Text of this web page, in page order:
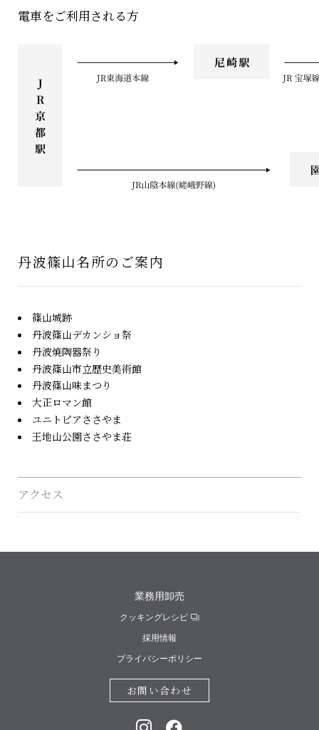
電車をご利用される方
丹波篠山名所のご案内
篠山城跡
丹波篠山デカンショ祭
丹波焼陶器祭り
丹波篠山市立歴史美術館
丹波篠山味まつり
大正ロマン館
ユニトピアささやま
王地山公園ささやま荘
アクセス
業務用卸売
クッキングレシピ
採用情報
プライバシーポリシー
お問い合わせ